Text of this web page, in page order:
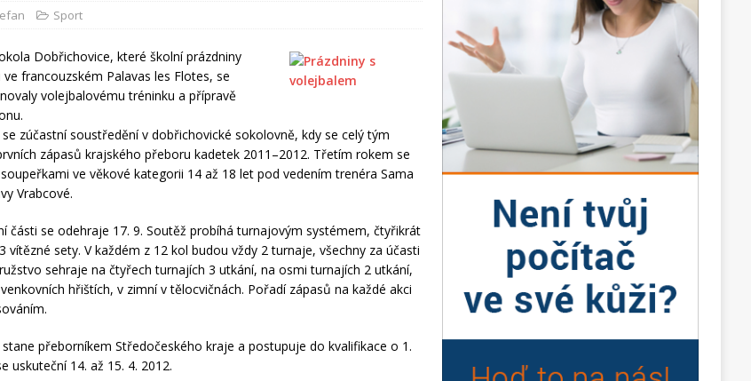
Sport
Dobřichovice, které školní prázdniny
francouzském Palavas les Flotes, se
volejbalovému tréninku a přípravě
zúčastní soustředění v dobřichovické sokolovně, kdy se celý tým
zápasů krajského přeboru kadetek 2011–2012. Třetím rokem se
ve věkové kategorii 14 až 18 let pod vedením trenéra Sama
Vrabcové.
části se odehraje 17. 9. Soutěž probíhá turnajovým systémem, čtyřikrát
vítězné sety. V každém z 12 kol budou vždy 2 turnaje, všechny za účasti
sehraje na čtyřech turnajích 3 utkání, na osmi turnajích 2 utkání,
hřištích, v zimní v tělocvičnách. Pořadí zápasů na každé akci
přeborníkem Středočeského kraje a postupuje do kvalifikace o 1.
uskuteční 14. až 15. 4. 2012.